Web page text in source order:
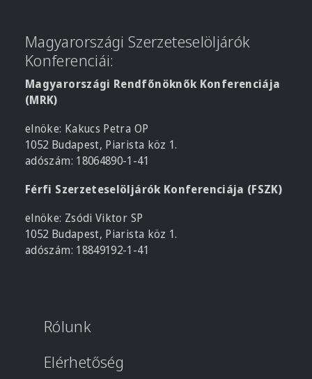
Magyarországi Szerzeteselöljárók
Konferenciái:
Magyarországi Rendfőnöknők Konferenciája
(MRK)
elnöke: Kakucs Petra OP
1052 Budapest, Piarista köz 1.
adószám: 18064890-1-41
Férfi Szerzeteselöljárók Konferenciája (FSZK)
elnöke: Zsódi Viktor SP
1052 Budapest, Piarista köz 1.
adószám: 18849192-1-41
Rólunk
Elérhetőség